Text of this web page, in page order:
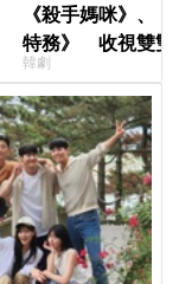
《殺手媽咪》、
特務》 收視雙雙
高！
韓劇